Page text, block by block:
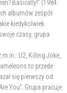
Basically!” (1984
albumów zespół
kiedykolwiek
czasy, grupa
m.in.: U2, Killing Joke,
to przede
się pierwszy od
You”. Grupa pracuje